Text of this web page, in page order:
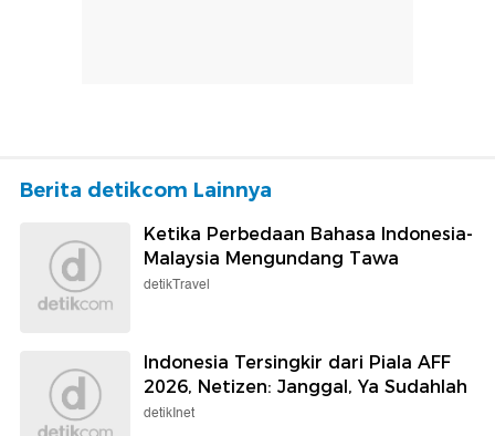
Berita detikcom Lainnya
Ketika Perbedaan Bahasa Indonesia-
Malaysia Mengundang Tawa
detikTravel
Indonesia Tersingkir dari Piala AFF
2026, Netizen: Janggal, Ya Sudahlah
detikInet